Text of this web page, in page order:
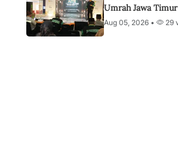
Umrah Jawa
Aug 05, 2026 • 29